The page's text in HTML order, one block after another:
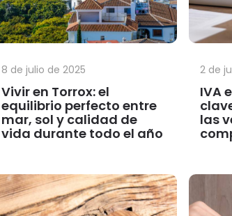
Vivir en Torrox: el
equilibrio perfecto entre
mar, sol y calidad de
vida durante todo el año
8 de julio de 2025
IVA
las
2 de